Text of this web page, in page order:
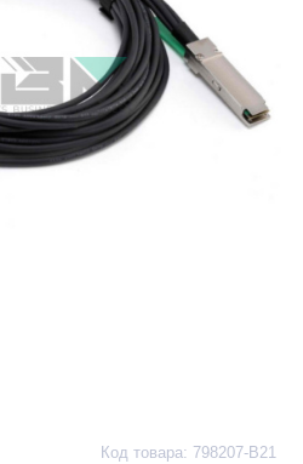
Код товара: 798207-B21